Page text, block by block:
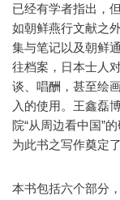
已经有学者指出，
如朝鲜燕行文献之
集与笔记以及朝鲜
往档案，日本士人
谈、唱酬，甚至绘
入的使用。王鑫磊
院“从周边看中国”
为此书之写作奠定
本书包括六个部分